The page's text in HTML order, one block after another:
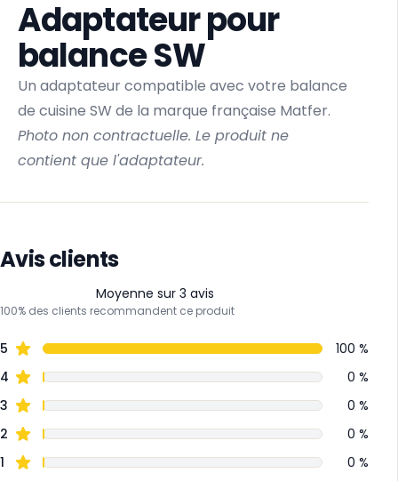
Adaptateur pour
balance SW
Un adaptateur compatible avec votre balance
de cuisine SW de la marque française Matfer.
Photo non contractuelle. Le produit ne
contient que l'adaptateur.
Avis clients
Moyenne sur 3 avis
100% des clients recommandent ce produit
5
100 %
4
0 %
3
0 %
2
0 %
1
0 %